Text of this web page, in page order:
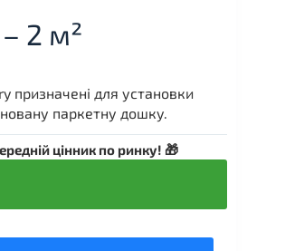
2 м²
для установки
паркетну дошку.
цінник по ринку! 🎁